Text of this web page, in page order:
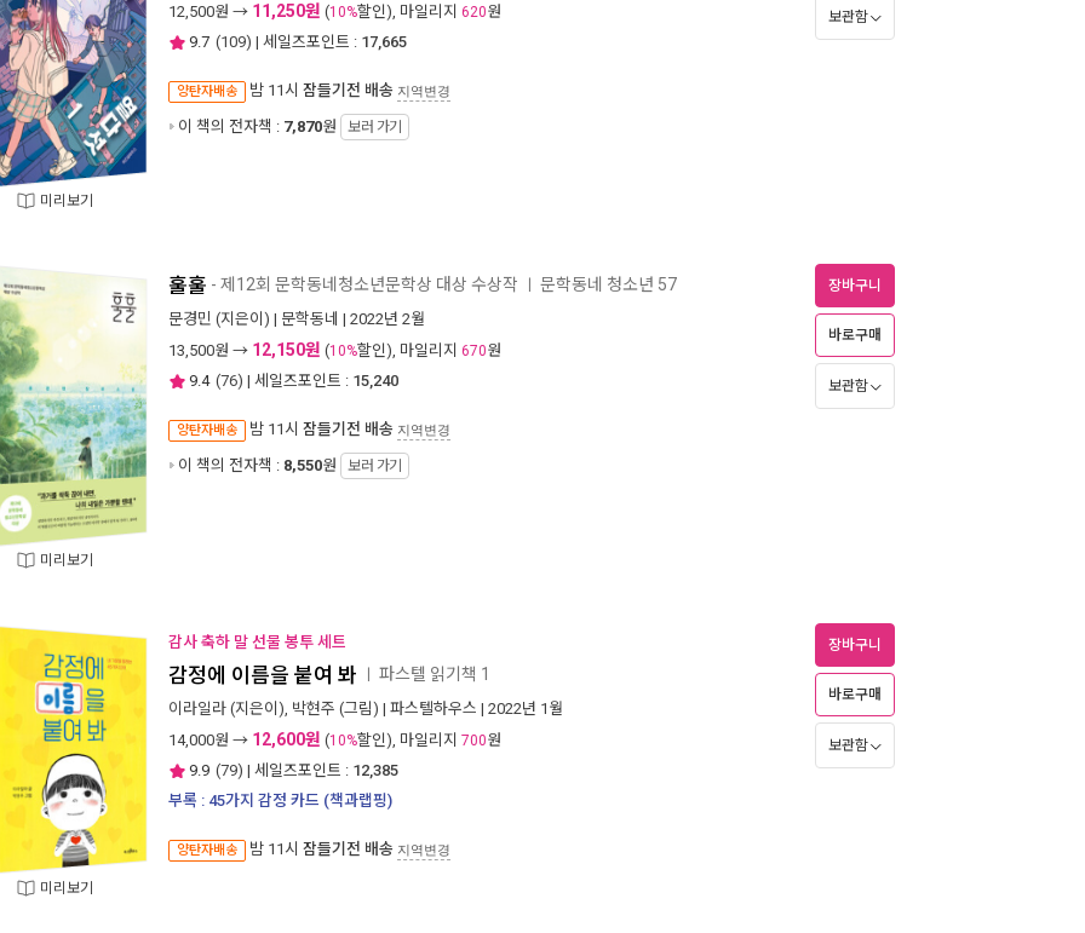
미리보기
12,500원 → 11,250원 (10%할인), 마일리지 620원
9.7 (109) | 세일즈포인트 : 17,665
양탄자배송 밤 11시 잠들기전 배송 지역변경
이 책의 전자책 : 7,870원 보러 가기
보관함
미리보기
훌훌 - 제12회 문학동네청소년문학상 대상 수상작 문학동네 청소년 57
문경민 (지은이) | 문학동네 | 2022년 2월
13,500원 → 12,150원 (10%할인), 마일리지 670원
9.4 (76) | 세일즈포인트 : 15,240
양탄자배송 밤 11시 잠들기전 배송 지역변경
이 책의 전자책 : 8,550원 보러 가기
장바구니
바로구매
보관함
미리보기
감사 축하 말 선물 봉투 세트
감정에 이름을 붙여 봐 파스텔 읽기책 1
이라일라 (지은이), 박현주 (그림) | 파스텔하우스 | 2022년 1월
14,000원 → 12,600원 (10%할인), 마일리지 700원
9.9 (79) | 세일즈포인트 : 12,385
부록 : 45가지 감정 카드 (책과랩핑)
양탄자배송 밤 11시 잠들기전 배송 지역변경
장바구니
바로구매
보관함